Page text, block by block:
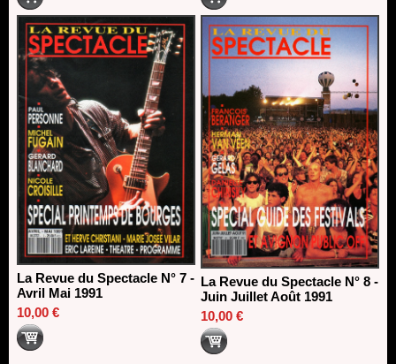
La Revue du Spectacle N° 7 -
Avril Mai 1991
10,00 €
La Revue du Spectacle N° 8 -
Juin Juillet Août 1991
10,00 €